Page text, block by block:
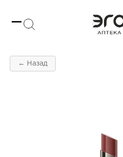
← Назад